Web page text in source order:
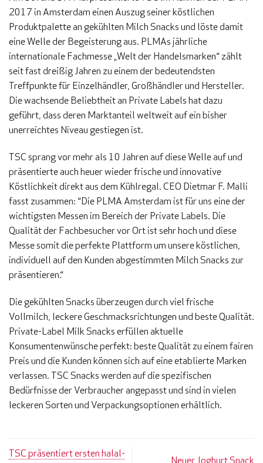
2017 in Amsterdam einen Auszug seiner köstlichen
Produktpalette an gekühlten Milch Snacks und löste damit
eine Welle der Begeisterung aus. PLMAs jährliche
internationale Fachmesse „Welt der Handelsmarken“ zählt
seit fast dreißig Jahren zu einem der bedeutendsten
Treffpunkte für Einzelhändler, Großhändler und Hersteller.
Die wachsende Beliebtheit an Private Labels hat dazu
geführt, dass deren Marktanteil weltweit auf ein bisher
unerreichtes Niveau gestiegen ist.
TSC sprang vor mehr als 10 Jahren auf diese Welle auf und
präsentierte auch heuer wieder frische und innovative
Köstlichkeit direkt aus dem Kühlregal. CEO Dietmar F. Malli
fasst zusammen: “Die PLMA Amsterdam ist für uns eine der
wichtigsten Messen im Bereich der Private Labels. Die
Qualität der Fachbesucher vor Ort ist sehr hoch und diese
Messe somit die perfekte Plattform um unsere köstlichen,
individuell auf den Kunden abgestimmten Milch Snacks zur
präsentieren.“
Die gekühlten Snacks überzeugen durch viel frische
Vollmilch, leckere Geschmacksrichtungen und beste Qualität.
Private-Label Milk Snacks erfüllen aktuelle
Konsumentenwünsche perfekt: beste Qualität zu einem fairen
Preis und die Kunden können sich auf eine etablierte Marken
verlassen. TSC Snacks werden auf die spezifischen
Bedürfnisse der Verbraucher angepasst und sind in vielen
leckeren Sorten und Verpackungsoptionen erhältlich.
TSC präsentiert ersten halal-
Neuer Joghurt Snack